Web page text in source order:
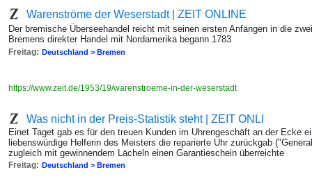
Warenströme der Weserstadt | ZEIT ONLINE
Der bremische Überseehandel reicht mit seinen ersten Anfängen in die
Bremens direkter Handel mit Nordamerika begann 1783
Freitag: Deutschland > Bremen
https://www.zeit.de/1953/19/warenstroeme-in-der-weserstadt
Was nicht in der Preis-Statistik steht | ZEIT ONLI
Einet Taget gab es für den treuen Kunden im Uhrengeschäft an der Ecke
liebenswürdige Helferin des Meisters die reparierte Uhr zurückgab
zugleich mit gewinnendem Lächeln einen Garantieschein überreichte
Freitag: Deutschland > Bremen